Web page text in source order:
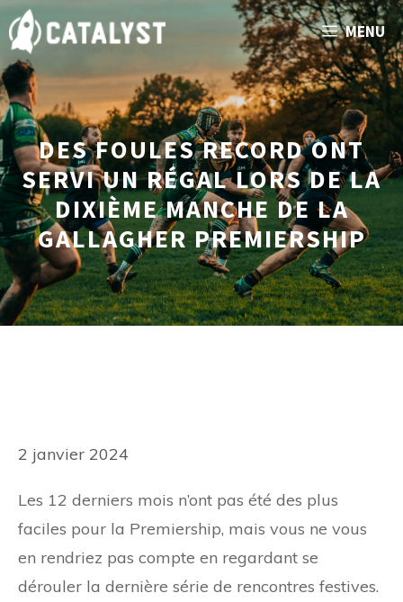
Aller
au
contenu
MENU
DES FOULES RECORD ONT
SERVI UN RÉGAL LORS DE LA
DIXIÈME MANCHE DE LA
GALLAGHER PREMIERSHIP
2 janvier 2024
Les 12 derniers mois n’ont pas été des plus
faciles pour la Premiership, mais vous ne vous
en rendriez pas compte en regardant se
dérouler la dernière série de rencontres festives.